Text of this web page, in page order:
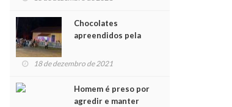
Chocolates
apreendidos pela
para crianças na
18 de dezembro de 2021
Homem é preso por
agredir e manter